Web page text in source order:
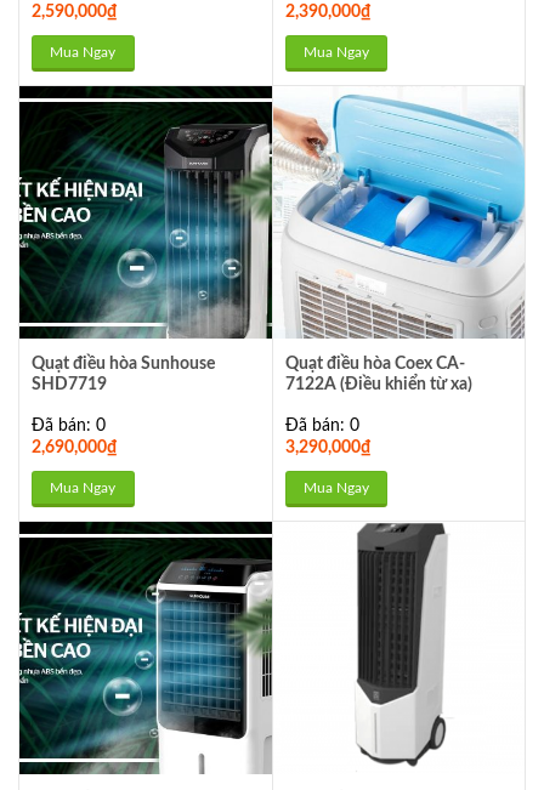
2,590,000₫
Mua Ngay
2,390,000₫
Mua Ngay
Quạt điều hòa Sunhouse
SHD7719
Đã bán: 0
2,690,000₫
Mua Ngay
Quạt điều hòa Coex CA-
7122A (Điều khiển từ xa)
Đã bán: 0
3,290,000₫
Mua Ngay